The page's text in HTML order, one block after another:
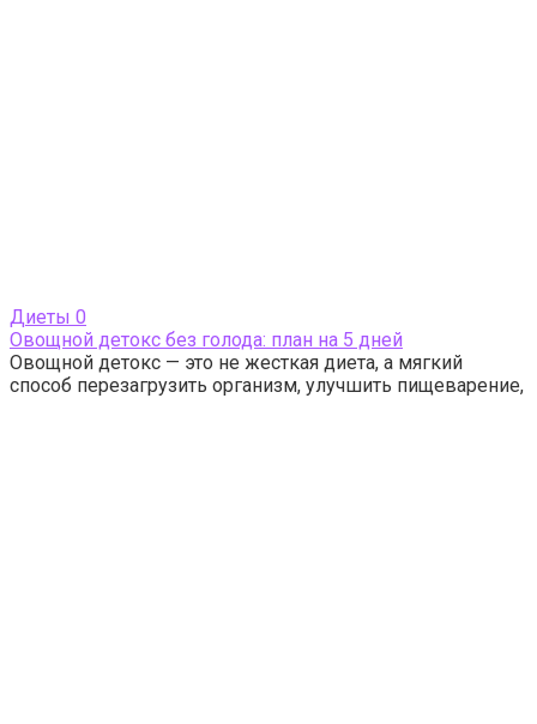
Диеты 0
Овощной детокс без голода: план на 5 дней
Овощной детокс — это не жесткая диета, а мягкий
способ перезагрузить организм, улучшить пищеварение,